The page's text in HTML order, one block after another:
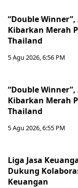
“Double
Kibarkan Merah
Thailand
5 Agu 2026, 6:56 PM
“Double
Kibarkan Merah
Thailand
5 Agu 2026, 6:55 PM
Liga Jasa
Dukung
Keuangan